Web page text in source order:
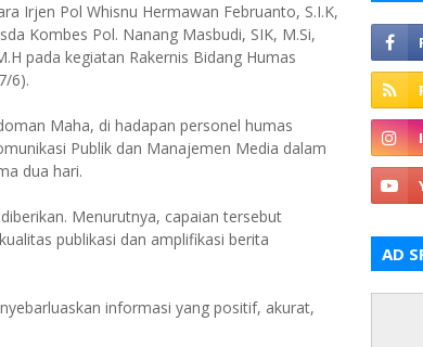
Irjen Pol Whisnu Hermawan Februanto, S.I.K,
Kombes Pol. Nanang Masbudi, SIK, M.Si,
pada kegiatan Rakernis Bidang Humas
6).
Maha, di hadapan personel humas
Publik dan Manajemen Media dalam
dua hari.
Menurutnya, capaian tersebut
publikasi dan amplifikasi berita
informasi yang positif, akurat,
AD